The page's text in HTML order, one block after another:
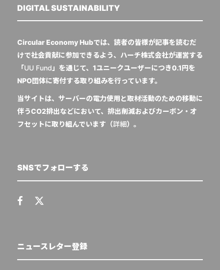
DIGITAL SUSTAINABILITY
Circular Economy Hubでは、読者の皆様が記事を読むだ
けで社会貢献に参加できるよう、ハーチ株式会社が運営する
「UU Fund 」を通じて、1ユニークユーザーにつき0.1円を
NPO団体に寄付する取り組みを行っています。
当サイトは、サーバーの電力使用と取材活動のための移動に
伴うCO2排出などにおいて、排出削減およびカーボン・オ
フセットに取り組んでいます（詳細）。
SNSでフォローする
ニュースレター登録